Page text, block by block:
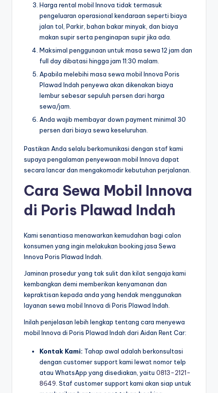
Harga rental mobil Innova tidak termasuk
pengeluaran operasional kendaraan seperti biaya
jalan tol, Parkir, bahan bakar minyak, dan biaya
makan supir serta penginapan supir jika ada.
Maksimal penggunaan untuk masa sewa 12 jam dan
full day dibatasi hingga jam 11:30 malam.
Apabila melebihi masa sewa mobil Innova Poris
Plawad Indah penyewa akan dikenakan biaya
lembur sebesar sepuluh persen dari harga
sewa/jam.
Anda wajib membayar down payment minimal 30
persen dari biaya sewa keseluruhan.
Pastikan Anda selalu berkomunikasi dengan staf kami
supaya pengalaman penyewaan mobil Innova dapat
secara lancar dan mengakomodir kebutuhan perjalanan.
Cara Sewa Mobil Innova
di Poris Plawad Indah
Kami senantiasa menawarkan kemudahan bagi calon
konsumen yang ingin melakukan booking jasa Sewa
Innova Poris Plawad Indah.
Jaminan prosedur yang tak sulit dan kilat sengaja kami
kembangkan demi memberikan kenyamanan dan
kepraktisan kepada anda yang hendak menggunakan
layanan sewa mobil Innova di Poris Plawad Indah.
Inilah penjelasan lebih lengkap tentang cara menyewa
mobil Innova di Poris Plawad Indah dari Aidan Rent Car:
Kontak Kami: Tahap awal adalah berkonsultasi
dengan customer support kami lewat nomor telp
atau WhatsApp yang disediakan, yaitu 0813-2121-
8649 . Staf customer support kami akan siap untuk